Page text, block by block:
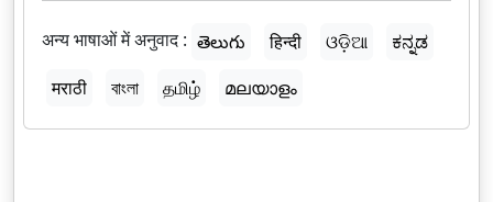
अन्य भाषाओं में अनुवाद : తెలుగు हिन्दी ଓଡ଼ିଆ
ಕನ್ನಡ
मराठी
বাংলা தமிழ் മലയാളം